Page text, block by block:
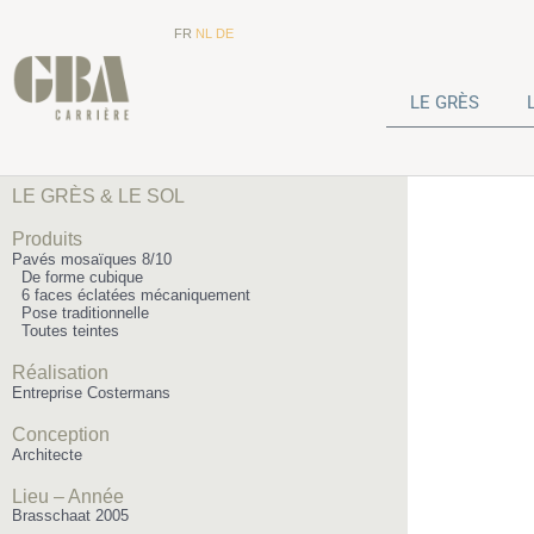
FR NL DE
LE GRÈS
LE GRÈS & LE SOL
Produits
Pavés mosaïques 8/10
De forme cubique
6 faces éclatées mécaniquement
Pose traditionnelle
Toutes teintes
Réalisation
Entreprise Costermans
Conception
Architecte
Lieu – Année
Brasschaat 2005